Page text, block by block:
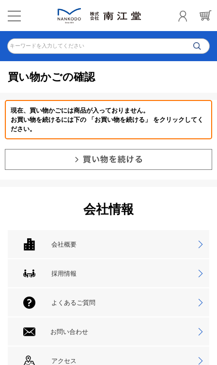
キーワードを入力してください
買い物かごの確認
現在、買い物かごには商品が入っておりません。
お買い物を続けるには下の 「お買い物を続ける」 をクリックしてく
ださい。
会社情報
会社概要
採用情報
よくあるご質問
お問い合わせ
アクセス